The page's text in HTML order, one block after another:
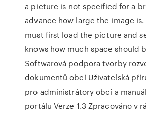
a picture is not specified for a
advance how large the image
must first load the picture and
knows how much space should
Softwarová podpora tvorby
dokumentů obcí Uživatelská
pro administrátory obcí a
portálu Verze 1.3 Zpracováno v